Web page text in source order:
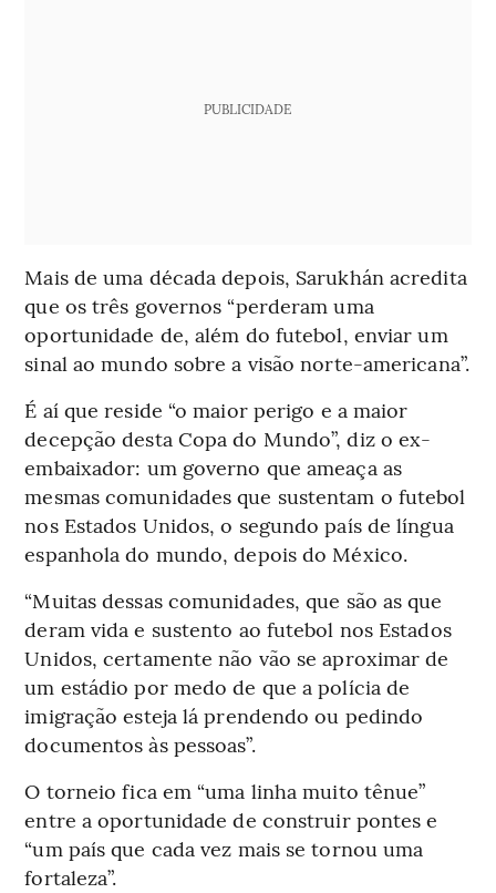
PUBLICIDADE
Mais de uma década depois, Sarukhán acredita
que os três governos “perderam uma
oportunidade de, além do futebol, enviar um
sinal ao mundo sobre a visão norte-americana”.
É aí que reside “o maior perigo e a maior
decepção desta Copa do Mundo”, diz o ex-
embaixador: um governo que ameaça as
mesmas comunidades que sustentam o futebol
nos Estados Unidos, o segundo país de língua
espanhola do mundo, depois do México.
“Muitas dessas comunidades, que são as que
deram vida e sustento ao futebol nos Estados
Unidos, certamente não vão se aproximar de
um estádio por medo de que a polícia de
imigração esteja lá prendendo ou pedindo
documentos às pessoas”.
O torneio fica em “uma linha muito tênue”
entre a oportunidade de construir pontes e
“um país que cada vez mais se tornou uma
fortaleza”.